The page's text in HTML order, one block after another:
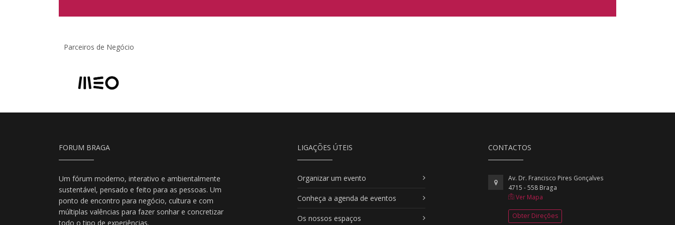
Parceiros de Negócio
FORUM BRAGA
Um fórum moderno, interativo e ambientalmente
sustentável, pensado e feito para as pessoas. Um
ponto de encontro para negócio, cultura e com
múltiplas valências para fazer sonhar e concretizar
todo o tipo de experiências.
LIGAÇÕES ÚTEIS
Organizar um evento
Conheça a agenda de eventos
Os nossos espaços
CONTACTOS
Av. Dr. Francisco Pires Gonçalves
4715 - 558 Braga
Ver Mapa
Obter Direções